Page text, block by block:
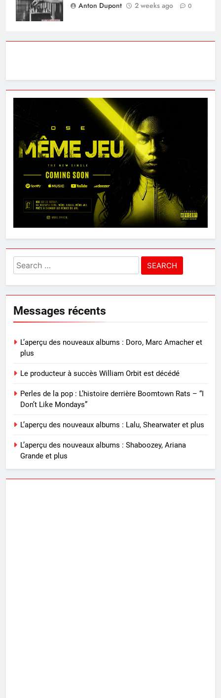
Anton Dupont
2 weeks ago 0
Search
for:
Messages récents
L’aperçu des nouveaux albums : Doro, Marc Amacher et
plus
Le producteur à succès William Orbit est décédé
Perles de la pop : L’histoire derrière Boomtown Rats – “I
Don’t Like Mondays”
L’aperçu des nouveaux albums : Lalu, Shearwater et plus
L’aperçu des nouveaux albums : Shaboozey, Ariana
Grande et plus